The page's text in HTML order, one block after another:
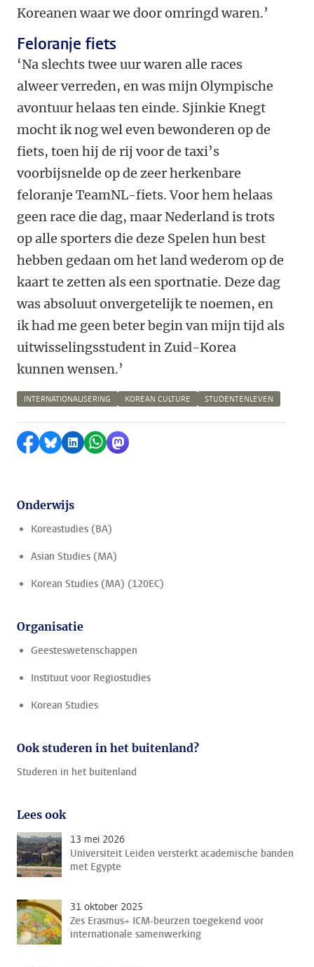
Koreanen waar we door omringd waren.’
Feloranje fiets
‘Na slechts twee uur waren alle races
alweer verreden, en was mijn Olympische
avontuur helaas ten einde. Sjinkie Knegt
mocht ik nog wel even bewonderen op de
fiets, toen hij de rij voor de taxi’s
voorbijsnelde op de zeer herkenbare
feloranje TeamNL-fiets. Voor hem helaas
geen race die dag, maar Nederland is trots
op alle sporters die deze Spelen hun best
hebben gedaan om het land wederom op de
kaart te zetten als een sportnatie. Deze dag
was absoluut onvergetelijk te noemen, en
ik had me geen beter begin van mijn tijd als
uitwisselingsstudent in Zuid-Korea
kunnen wensen.’
INTERNATIONALISERING KOREAN CULTURE STUDENTENLEVEN
Delen op Facebook
Delen via Bluesky
Delen op LinkedIn
Delen via WhatsApp
Delen via Mastodon
Onderwijs
Koreastudies (BA)
Asian Studies (MA)
Korean Studies (MA) (120EC)
Organisatie
Geesteswetenschappen
Instituut voor Regiostudies
Korean Studies
Ook studeren in het buitenland?
Studeren in het buitenland
Lees ook
13 mei 2026
Universiteit Leiden versterkt academische banden
met Egypte
31 oktober 2025
Zes Erasmus+ ICM-beurzen toegekend voor
internationale samenwerking